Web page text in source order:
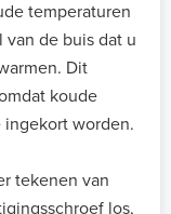
temperaturen
de buis dat u
Dit
koude
ingekort worden.
tekenen van
los,